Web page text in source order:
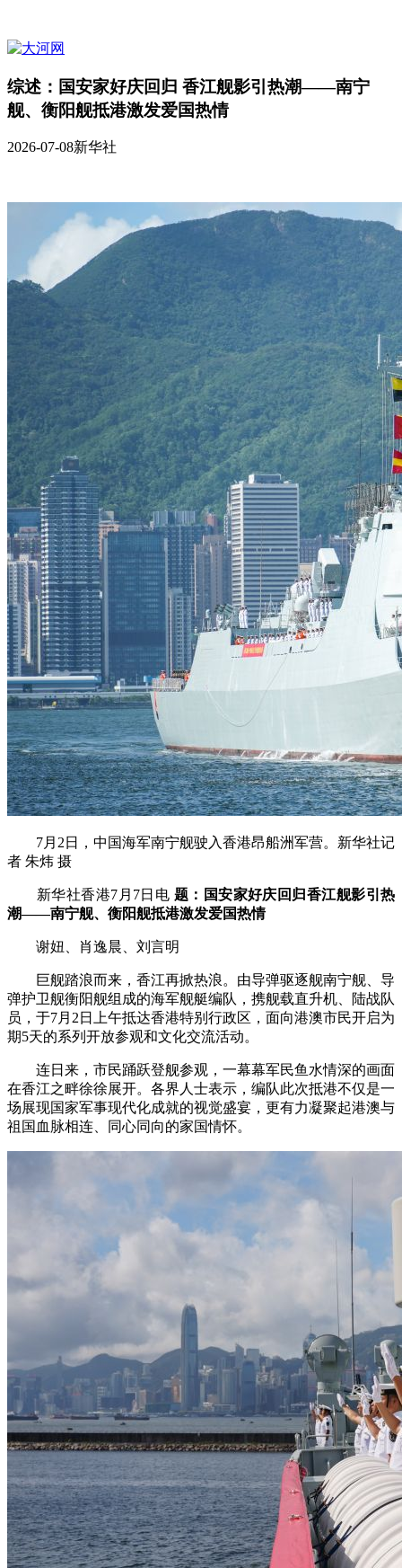
综述：国安家好庆回归 香江舰影引热潮——南宁
舰、衡阳舰抵港激发爱国热情
2026-07-08新华社
7月2日，中国海军南宁舰驶入香港昂船洲军营。新华社记
者 朱炜 摄
新华社香港7月7日电 题：国安家好庆回归香江舰影引热
潮——南宁舰、衡阳舰抵港激发爱国热情
谢妞、肖逸晨、刘言明
巨舰踏浪而来，香江再掀热浪。由导弹驱逐舰南宁舰、导
弹护卫舰衡阳舰组成的海军舰艇编队，携舰载直升机、陆战队
员，于7月2日上午抵达香港特别行政区，面向港澳市民开启为
期5天的系列开放参观和文化交流活动。
连日来，市民踊跃登舰参观，一幕幕军民鱼水情深的画面
在香江之畔徐徐展开。各界人士表示，编队此次抵港不仅是一
场展现国家军事现代化成就的视觉盛宴，更有力凝聚起港澳与
祖国血脉相连、同心同向的家国情怀。